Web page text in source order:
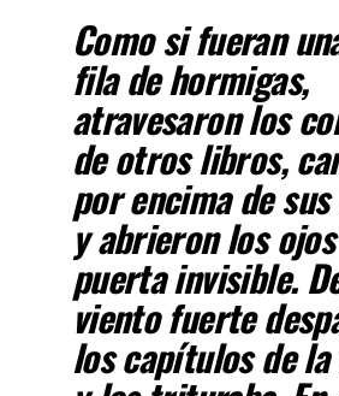
Como si fueran
fila de hormigas,
atravesaron los
de otros libros,
por encima de
y abrieron los
puerta invisible.
viento fuerte
los capítulos de